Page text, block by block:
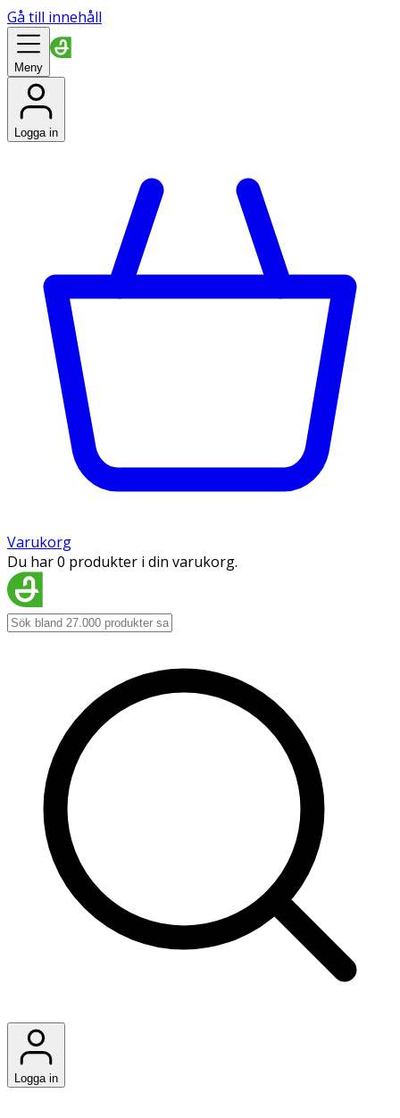
Gå till innehåll
Meny
Logga in
Varukorg
Du har 0 produkter i din varukorg.
Logga in